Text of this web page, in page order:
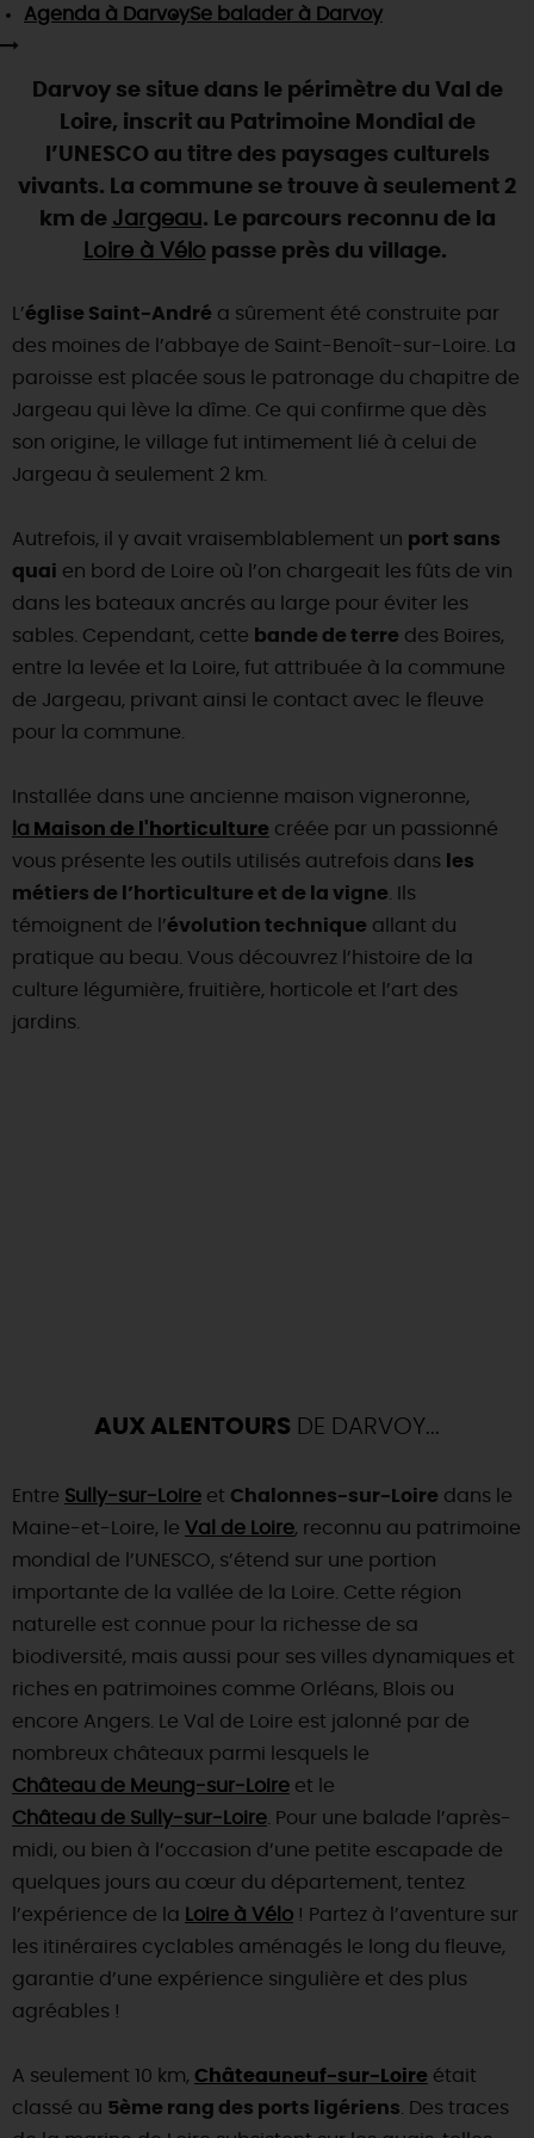
Visitesgourmandesetcréatives
Chic, une aire de pique-nique
Par ici les
guinguettes
Que rapporter du Loiret ?
La Route des Métiers d'Art
TOUT L'ART DE VIVRE
Des vacances auprès des animaux 🐎
(re)Découvrir les coulisses de la Faïencerie de
Gien !
Expérimenter les parcours Baludik
Une saison de festivals 🎉
Rendez-vous de la nature en 2026
Programme des animations "Loiret au fil de l'eau"
2026
DEMAIN
CE WEEK-END
TOUT L'AGENDA
SE REPÉRER,SE DÉPLACER
RÉSERVER MAINTENANT
Agenda à DarvoySe balader à Darvoy
Darvoy se situe dans le périmètre du Val de
Loire, inscrit au Patrimoine Mondial de
l’UNESCO au titre des paysages culturels
vivants. La commune se trouve à seulement 2
km de Jargeau. Le parcours reconnu de la
Loire à Vélopasse près du village.
L’église Saint-André a sûrement été construite par
des moines de l’abbaye de Saint-Benoît-sur-Loire. La
paroisse est placée sous le patronage du chapitre de
Jargeau qui lève la dîme. Ce qui confirme que dès
son origine, le village fut intimement lié à celui de
Jargeau à seulement 2 km.
Autrefois, il y avait vraisemblablement un port sans
quai en bord de Loire où l’on chargeait les fûts de vin
dans les bateaux ancrés au large pour éviter les
sables. Cependant, cette bande de terre des Boires,
entre la levée et la Loire, fut attribuée à la commune
de Jargeau, privant ainsi le contact avec le fleuve
pour la commune.
Installée dans une ancienne maison vigneronne,
la Maison de l'horticulture créée par un passionné
vous présente les outils utilisés autrefois dans
les
métiers de l’horticulture et de la vigne . Ils
témoignent de l’évolution technique allant du
pratique au beau. Vous découvrez l’histoire de la
culture légumière, fruitière, horticole et l’art des
jardins.
AUX ALENTOURS DE DARVOY...
Entre Sully-sur-Loire et Chalonnes-sur-Loire dans le
Maine-et-Loire, le Val de Loire, reconnu au patrimoine
mondial de l’UNESCO, s’étend sur une portion
importante de la vallée de la Loire. Cette région
naturelle est connue pour la richesse de sa
biodiversité, mais aussi pour ses villes dynamiques et
riches en patrimoines comme Orléans, Blois ou
encore Angers. Le Val de Loire est jalonné par de
nombreux châteaux parmi lesquels le
Château de Meung-sur-Loire et le
Château de Sully-sur-Loire . Pour une balade l’après-
midi, ou bien à l’occasion d’une petite escapade de
quelques jours au cœur du département, tentez
l’expérience de la Loire à Vélo ! Partez à l’aventure sur
les itinéraires cyclables aménagés le long du fleuve,
garantie d’une expérience singulière et des plus
agréables !
A seulement 10 km, Châteauneuf-sur-Loire était
classé au 5ème rang des ports ligériens . Des traces